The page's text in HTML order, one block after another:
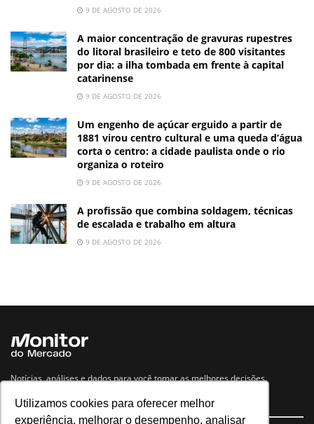
Utilizamos cookies para oferecer melhor
experiência, melhorar o desempenho, analisar
9 DE AGOSTO DE 2026
A maior concentração de gravuras rupestres
do litoral brasileiro e teto de 800 visitantes
por dia: a ilha tombada em frente à capital
catarinense
9 DE AGOSTO DE 2026
Um engenho de açúcar erguido a partir de
1881 virou centro cultural e uma queda d’água
corta o centro: a cidade paulista onde o rio
organiza o roteiro
9 DE AGOSTO DE 2026
A profissão que combina soldagem, técnicas
de escalada e trabalho em altura
9 DE AGOSTO DE 2026
Notícias, análises e dados para você tomar as melhores decisões.
Navegue no site